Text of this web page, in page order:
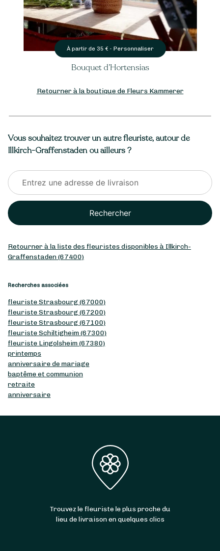
À partir de 35€ -Personnaliser
Bouquet Amitié
Retourner à la boutique de Fleurs Kammerer
Vous souhaitez trouver un autre fleuriste, autour de
Illkirch-Graffenstaden ou ailleurs ?
Rechercher
Retourner à la liste des fleuristes disponibles à Illkirch-
Graffenstaden (67400)
Recherches associées
fleuriste Strasbourg (67000)
fleuriste Strasbourg (67200)
fleuriste Strasbourg (67100)
fleuriste Schiltigheim (67300)
fleuriste Lingolsheim (67380)
printemps
anniversaire de mariage
baptême et communion
retraite
anniversaire
Trouvez le fleuriste le plus proche du
lieu de livraison en quelques clics